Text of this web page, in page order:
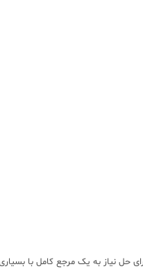
نیاز به یک مرجع کامل با